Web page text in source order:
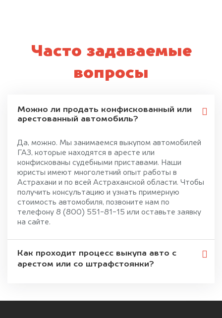
Часто задаваемые
вопросы
Можно ли продать конфискованный или
арестованный автомобиль?
Да, можно. Мы занимаемся выкупом автомобилей
ГАЗ, которые находятся в аресте или
конфискованы судебными приставами. Наши
юристы имеют многолетний опыт работы в
Астрахани и по всей Астраханской области. Чтобы
получить консультацию и узнать примерную
стоимость автомобиля, позвоните нам по
телефону 8 (800) 551-81-15 или оставьте заявку
на сайте.
Как проходит процесс выкупа авто с
арестом или со штрафстоянки?